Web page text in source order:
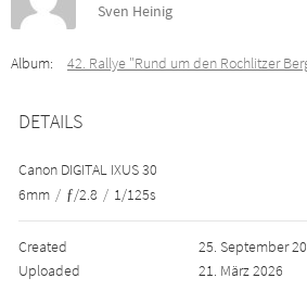
Sven Heinig
Album: 42. Rallye "Rund um den Rochlitzer
DETAILS
Canon DIGITAL IXUS 30
6mm / ƒ/2.8 / 1/125s
Created
25. September
Uploaded
21. März 2026